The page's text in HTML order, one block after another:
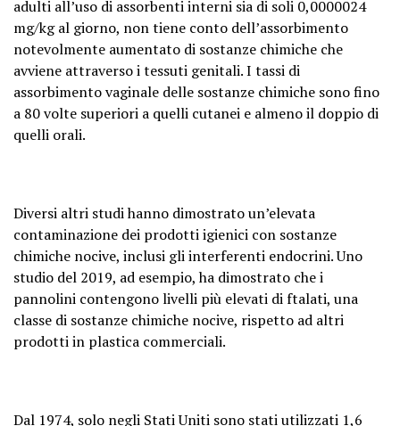
adulti all’uso di assorbenti interni sia di soli 0,0000024
mg/kg al giorno, non tiene conto dell’assorbimento
notevolmente aumentato di sostanze chimiche che
avviene attraverso i tessuti genitali. I tassi di
assorbimento vaginale delle sostanze chimiche sono fino
a 80 volte superiori a quelli cutanei e almeno il doppio di
quelli orali.
Diversi altri studi hanno dimostrato un’elevata
contaminazione dei prodotti igienici con sostanze
chimiche nocive, inclusi gli interferenti endocrini. Uno
studio del 2019, ad esempio, ha dimostrato che i
pannolini contengono livelli più elevati di ftalati, una
classe di sostanze chimiche nocive, rispetto ad altri
prodotti in plastica commerciali.
Dal 1974, solo negli Stati Uniti sono stati utilizzati 1,6